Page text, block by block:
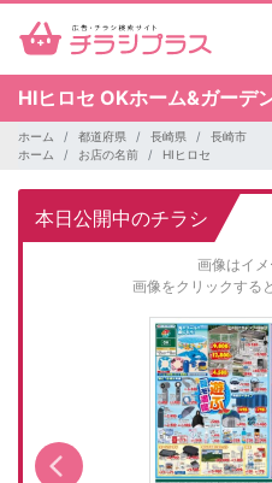
HIヒロセ OKホーム&ガーデ
ホーム 都道府県 長崎県
長崎市
ホーム
お店の名前 HIヒロセ
本日公開中のチラシ
画像はイメ
画像をクリックする